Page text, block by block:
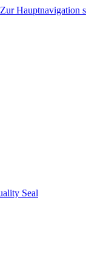
Zur Hauptnavigation